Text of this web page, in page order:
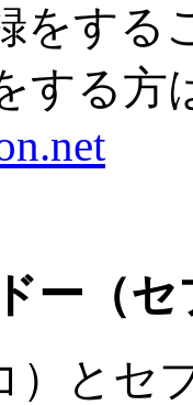
をする
する
ー（
）と